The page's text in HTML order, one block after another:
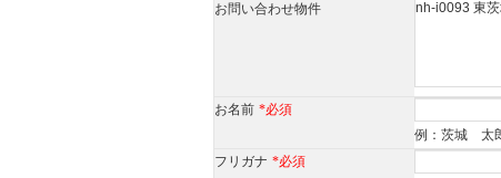
お問い合わせ物件
お名前 *必須
例：茨城 太
フリガナ *必須